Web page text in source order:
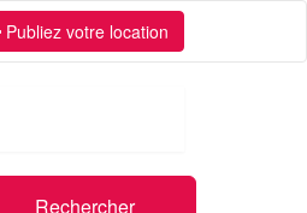
Publiez votre location
Rechercher